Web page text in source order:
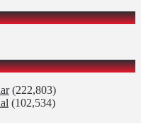
(222,803)
(102,534)